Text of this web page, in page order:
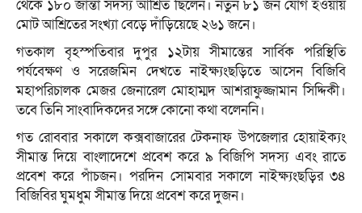
থেকে ১৮০ জান্তা সদস্য আশ্রিত ছিলেন। নতুন ৮১ জন যোগ হওয়ায়
মোট আশ্রিতের সংখ্যা বেড়ে দাঁড়িয়েছে ২৬১ জনে।
গতকাল বৃহস্পতিবার দুপুর ১২টায় সীমান্তের সার্বিক পরিস্থিতি
পর্যবেক্ষণ ও সরেজমিন দেখতে নাইক্ষ্যংছড়িতে আসেন বিজিবি
মহাপরিচালক মেজর জেনারেল মোহাম্মদ আশরাফুজ্জামান সিদ্দিকী।
তবে তিনি সাংবাদিকদের সঙ্গে কোনো কথা বলেননি।
গত রোববার সকালে কক্সবাজারের টেকনাফ উপজেলার হোয়াইক্যং
সীমান্ত দিয়ে বাংলাদেশে প্রবেশ করে ৯ বিজিপি সদস্য এবং রাতে
প্রবেশ করে পাঁচজন। পরদিন সোমবার সকালে নাইক্ষ্যংছড়ির ৩৪
বিজিবির ঘুমধুম সীমান্ত দিয়ে প্রবেশ করে দুজন।